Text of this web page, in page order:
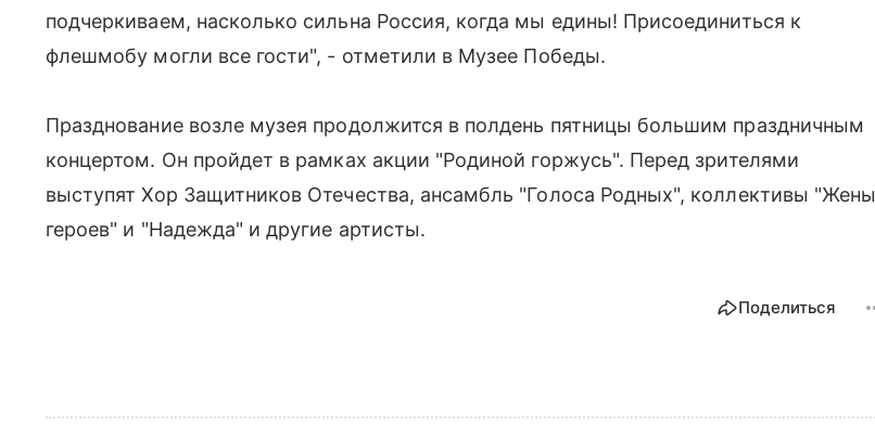
подчеркиваем, насколько сильна Россия, когда мы едины! Присоединиться к
флешмобу могли все гости", - отметили в Музее Победы.
Празднование возле музея продолжится в полдень пятницы большим праздничным
концертом. Он пройдет в рамках акции "Родиной горжусь". Перед зрителями
выступят Хор Защитников Отечества, ансамбль "Голоса Родных", коллективы "Жены
героев" и "Надежда" и другие артисты.
Поделиться